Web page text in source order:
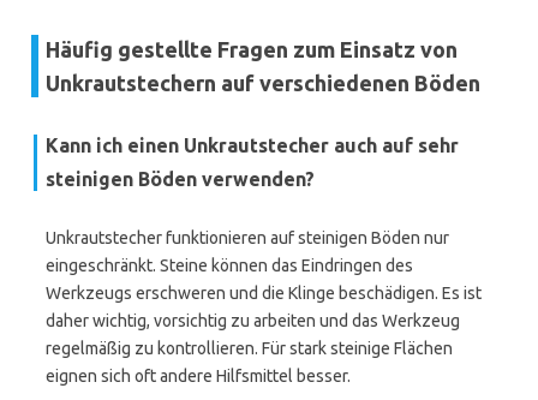
Häufig gestellte Fragen zum Einsatz von
Unkrautstechern auf verschiedenen Böden
Kann ich einen Unkrautstecher auch auf sehr
steinigen Böden verwenden?
Unkrautstecher funktionieren auf steinigen Böden nur
eingeschränkt. Steine können das Eindringen des
Werkzeugs erschweren und die Klinge beschädigen. Es ist
daher wichtig, vorsichtig zu arbeiten und das Werkzeug
regelmäßig zu kontrollieren. Für stark steinige Flächen
eignen sich oft andere Hilfsmittel besser.